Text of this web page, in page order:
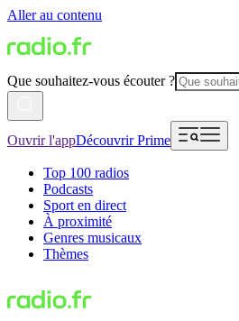
Aller au contenu
Que souhaitez-vous écouter ?
Ouvrir l'appDécouvrir Prime
Top 100 radios
Podcasts
Sport en direct
À proximité
Genres musicaux
Thèmes